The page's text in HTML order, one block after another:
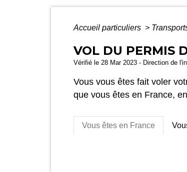
Accueil particuliers >
VOL DU PERMIS
Vérifié le 28 Mar 2023 - Direction de
Vous vous êtes fait voler
que vous êtes en France, en
Vous êtes en France